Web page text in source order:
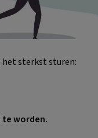
het sterkst sturen:
te worden.